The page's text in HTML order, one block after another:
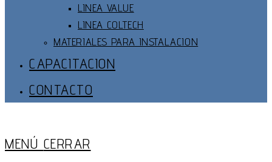
LINEA VALUE
LINEA COLTECH
MATERIALES PARA INSTALACION
CAPACITACION
CONTACTO
to
MENÚ CERRAR